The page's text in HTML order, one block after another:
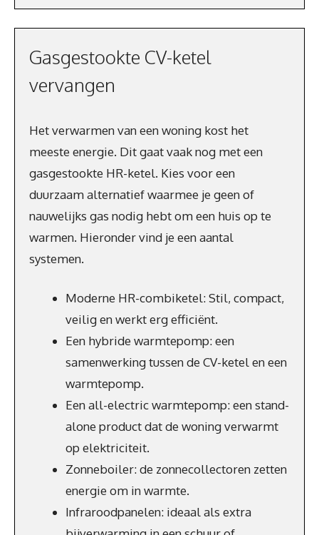
Gasgestookte CV-ketel
vervangen
Het verwarmen van een woning kost het
meeste energie. Dit gaat vaak nog met een
gasgestookte HR-ketel. Kies voor een
duurzaam alternatief waarmee je geen of
nauwelijks gas nodig hebt om een huis op te
warmen. Hieronder vind je een aantal
systemen.
Moderne HR-combiketel: Stil, compact,
veilig en werkt erg efficiënt.
Een hybride warmtepomp: een
samenwerking tussen de CV-ketel en een
warmtepomp.
Een all-electric warmtepomp: een stand-
alone product dat de woning verwarmt
op elektriciteit.
Zonneboiler: de zonnecollectoren zetten
energie om in warmte.
Infraroodpanelen: ideaal als extra